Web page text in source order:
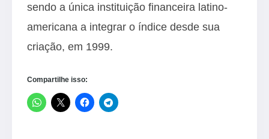
sendo a única instituição financeira latino-
americana a integrar o índice desde sua
criação, em 1999.
Compartilhe isso: